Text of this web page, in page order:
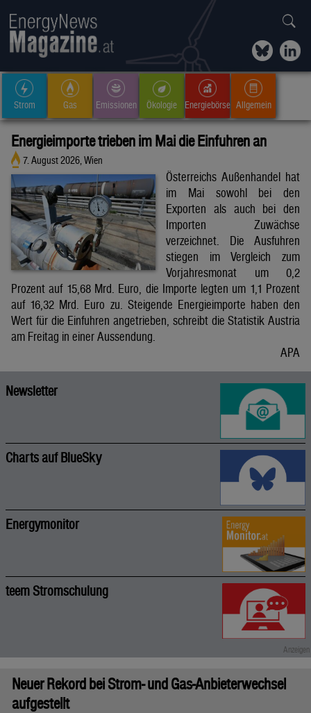
Strom Gas Emissionen Ökologie Energiebörse Allgemein
Energieimporte trieben im Mai die Einfuhren an
7. August 2026, Wien
Österreichs Außenhandel hat
im Mai sowohl bei den
Exporten als auch bei den
Importen Zuwächse
verzeichnet. Die Ausfuhren
stiegen im Vergleich zum
Vorjahresmonat um 0,2
Prozent auf 15,68 Mrd. Euro, die Importe legten um 1,1 Prozent
auf 16,32 Mrd. Euro zu. Steigende Energieimporte haben den
Wert für die Einfuhren angetrieben, schreibt die Statistik Austria
am Freitag in einer Aussendung.
APA
Newsletter
Charts auf BlueSky
Energymonitor
teem Stromschulung
Neuer Rekord bei Strom- und Gas-Anbieterwechsel
aufgestellt